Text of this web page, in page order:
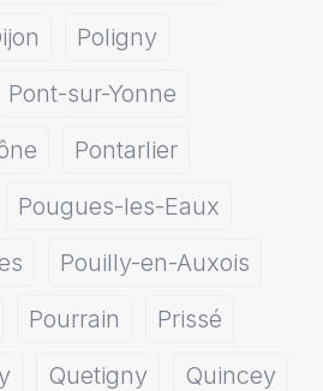
Poligny
Pont-sur-Yonne
Pontarlier
Pougues-les-Eaux
Pouilly-en-Auxois
Pourrain
Prissé
Quetigny
Quincey